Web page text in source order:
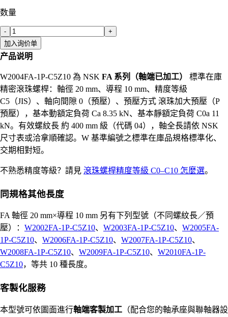
数量
-
+
加入询价单
产品说明
W2004FA-1P-C5Z10 為 NSK FA 系列（軸端已加工）
標準在庫
精密滾珠螺桿：軸徑 20 mm、導程 10 mm、精度等級
C5（JIS）、軸向間隙 0（預壓）、預壓方式 滾珠加大預壓（P
預壓），基本動額定負荷 Ca 8.35 kN、基本靜額定負荷 C0a 11
kN。有效螺紋長 約 400 mm 級（代碼 04），軸全長請依 NSK
尺寸表或洽拿順確認。W 基準編號之標準在庫品規格標準化、
交期相對短。
不熟悉精度等級？請見 滾珠螺桿精度等級 C0–C10 怎麼選。
同規格其他長度
FA 軸徑 20 mm×導程 10 mm 另有下列型號（不同螺紋長／預
壓）： W2002FA-1P-C5Z10、 W2003FA-1P-C5Z10、 W2005FA-
1P-C5Z10、 W2006FA-1P-C5Z10、 W2007FA-1P-C5Z10、
W2008FA-1P-C5Z10、 W2009FA-1P-C5Z10、 W2010FA-1P-
C5Z10，等共 10 種長度。
客製化服務
本型號可依圖面進行軸端客製加工 （配合您的軸承座與聯軸器設